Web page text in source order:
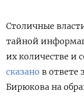
Столичные
тайной
их количестве и
сказано в ответе
Бирюкова на